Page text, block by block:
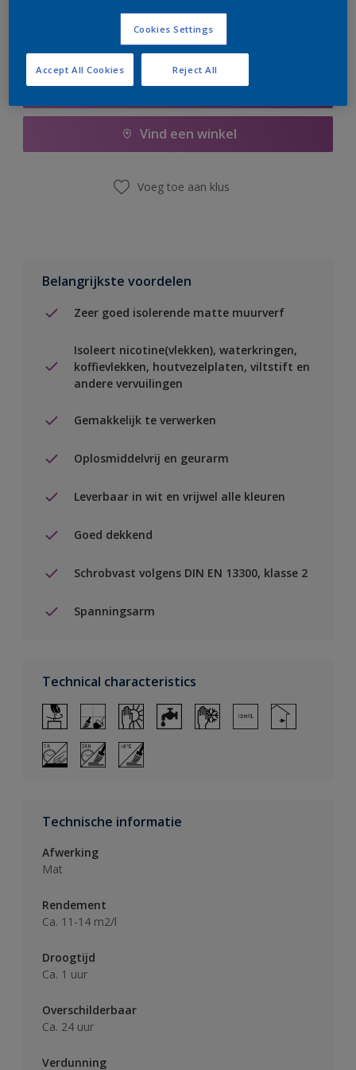
Boodschappenlijst
Vind een winkel
Voeg toe aan klus
Belangrijkste voordelen
Zeer goed isolerende matte muurverf
Isoleert nicotine(vlekken), waterkringen,
koffievlekken, houtvezelplaten, viltstift en
andere vervuilingen
Gemakkelijk te verwerken
Oplosmiddelvrij en geurarm
Leverbaar in wit en vrijwel alle kleuren
Goed dekkend
Schrobvast volgens DIN EN 13300, klasse 2
Spanningsarm
Technical characteristics
Technische informatie
Afwerking
Mat
Rendement
Ca. 11-14 m2/l
Droogtijd
Ca. 1 uur
Overschilderbaar
Ca. 24 uur
Verdunning
Cookies Settings
Reject All
Accept All Cookies